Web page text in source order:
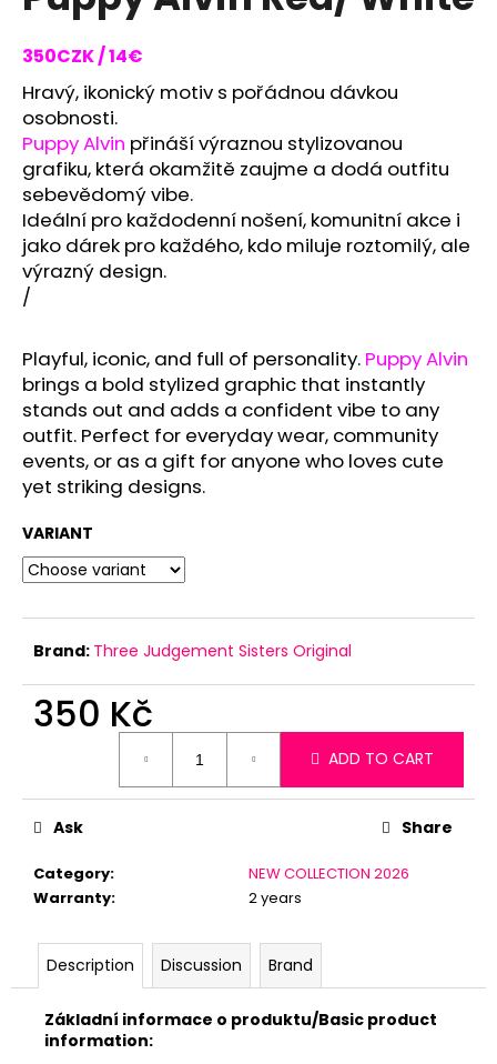
0,0
out
of
stars.
350CZK / 14€
Hravý, ikonický motiv s pořádnou dávkou
osobnosti.
Puppy Alvin přináší výraznou stylizovanou
grafiku, která okamžitě zaujme a dodá outfitu
sebevědomý vibe.
Ideální pro každodenní nošení, komunitní akce i
jako dárek pro každého, kdo miluje roztomilý, ale
výrazný design.
/
Playful, iconic, and full of personality. Puppy Alvin
brings a bold stylized graphic that instantly
stands out and adds a confident vibe to any
outfit. Perfect for everydaywear, community
events, or as a gift for anyone who loves cute
yet striking designs.
VARIANT
Brand: Three Judgement Sisters Original
350 Kč
ADD TO CART
Category:
NEW COLLECTION 2026
Warranty: 2 years
Ask Share
Description Discussion Brand
Základní informace o produktu/Basic product
information:
n
g
f
o
r
?
W
e
r
e
o
m
m
d